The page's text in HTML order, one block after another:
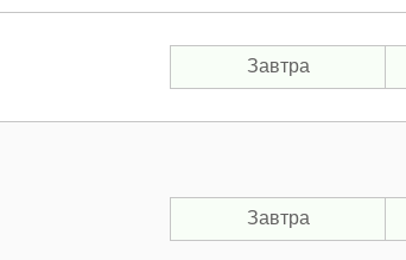
Завтра
Завтра